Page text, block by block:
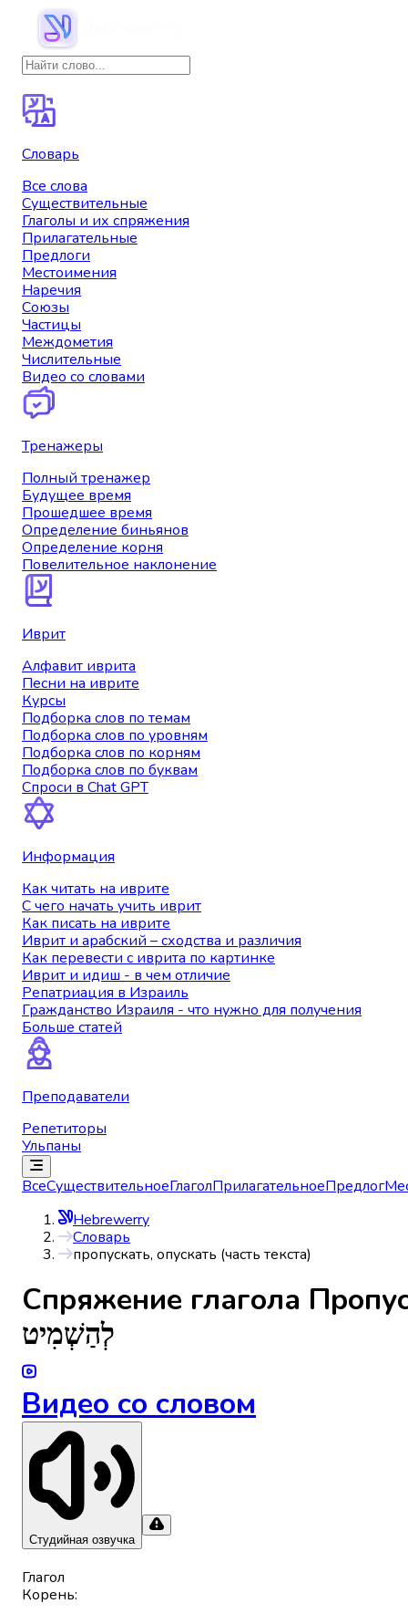
Словарь
Все слова
Существительные
Глаголы и их спряжения
Прилагательные
Предлоги
Местоимения
Наречия
Союзы
Частицы
Междометия
Числительные
Видео со словами
Тренажеры
Полный тренажер
Будущее время
Прошедшее время
Определение биньянов
Определение корня
Повелительное наклонение
Иврит
Алфавит иврита
Песни на иврите
Курсы
Подборка слов по темам
Подборка слов по уровням
Подборка слов по корням
Подборка слов по буквам
Спроси в Chat GPT
Информация
Как читать на иврите
С чего начать учить иврит
Как писать на иврите
Иврит и арабский – сходства и различия
Как перевести с иврита по картинке
Иврит и идиш - в чем отличие
Репатриация в Израиль
Гражданство Израиля - что нужно для получения
Больше статей
Преподаватели
Репетиторы
Ульпаны
ВсеСуществительноеГлаголПрилагательноеПредлог
Hebrewerry
Словарь
пропускать, опускать (часть текста)
Спряжениe глагола
לְהַשְׁמִיט
Видео со словом
Студийная озвучка
Глагол
Корень: